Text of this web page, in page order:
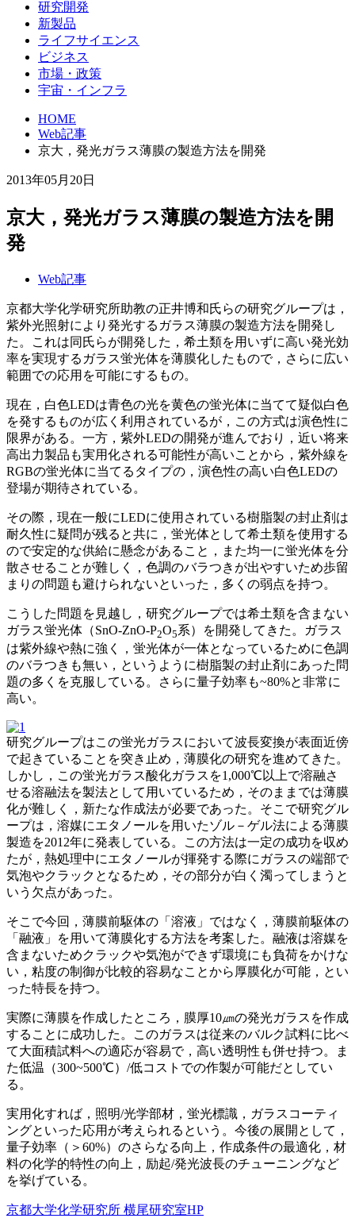
研究開発
新製品
ライフサイエンス
ビジネス
市場・政策
宇宙・インフラ
HOME
Web記事
京大，発光ガラス薄膜の製造方法を開発
2013年05月20日
京大，発光ガラス薄膜の製造方法を開
発
Web記事
京都大学化学研究所助教の正井博和氏らの研究グループは，
紫外光照射により発光するガラス薄膜の製造方法を開発し
た。これは同氏らが開発した，希土類を用いずに高い発光効
率を実現するガラス蛍光体を薄膜化したもので，さらに広い
範囲での応用を可能にするもの。
現在，白色LEDは青色の光を黄色の蛍光体に当てて疑似白色
を発するものが広く利用されているが，この方式は演色性に
限界がある。一方，紫外LEDの開発が進んでおり，近い将来
高出力製品も実用化される可能性が高いことから，紫外線を
RGBの蛍光体に当てるタイプの，演色性の高い白色LEDの
登場が期待されている。
その際，現在一般にLEDに使用されている樹脂製の封止剤は
耐久性に疑問が残ると共に，蛍光体として希土類を使用する
ので安定的な供給に懸念があること，また均一に蛍光体を分
散させることが難しく，色調のバラつきが出やすいため歩留
まりの問題も避けられないといった，多くの弱点を持つ。
こうした問題を見越し，研究グループでは希土類を含まない
ガラス蛍光体（SnO-ZnO-P2O5系）を開発してきた。ガラス
は紫外線や熱に強く，蛍光体が一体となっているために色調
のバラつきも無い，というように樹脂製の封止剤にあった問
題の多くを克服している。さらに量子効率も~80%と非常に
高い。
研究グループはこの蛍光ガラスにおいて波長変換が表面近傍
で起きていることを突き止め，薄膜化の研究を進めてきた。
しかし，この蛍光ガラス酸化ガラスを1,000℃以上で溶融さ
せる溶融法を製法として用いているため，そのままでは薄膜
化が難しく，新たな作成法が必要であった。そこで研究グル
ープは，溶媒にエタノールを用いたゾル－ゲル法による薄膜
製造を2012年に発表している。この方法は一定の成功を収め
たが，熱処理中にエタノールが揮発する際にガラスの端部で
気泡やクラックとなるため，その部分が白く濁ってしまうと
いう欠点があった。
そこで今回，薄膜前駆体の「溶液」ではなく，薄膜前駆体の
「融液」を用いて薄膜化する方法を考案した。融液は溶媒を
含まないためクラックや気泡ができず環境にも負荷をかけな
い，粘度の制御が比較的容易なことから厚膜化が可能，とい
った特長を持つ。
実際に薄膜を作成したところ，膜厚10㎛の発光ガラスを作成
することに成功した。このガラスは従来のバルク試料に比べ
て大面積試料への適応が容易で，高い透明性も併せ持つ。ま
た低温（300~500℃）/低コストでの作製が可能だとしてい
る。
実用化すれば，照明/光学部材，蛍光標識，ガラスコーティ
ングといった応用が考えられるという。今後の展開として，
量子効率（＞60%）のさらなる向上，作成条件の最適化，材
料の化学的特性の向上，励起/発光波長のチューニングなど
を挙げている。
京都大学化学研究所 横尾研究室HP